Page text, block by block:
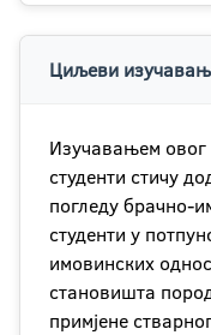
Циљеви
Изучавањем овог
студенти стичу
погледу брачно-
студенти у
имовинских
становишта
примјене